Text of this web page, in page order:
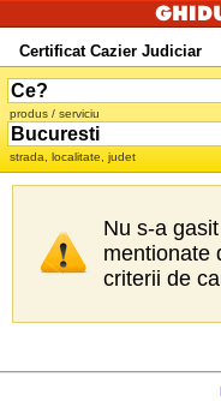
Certificat Cazier Judiciar
produs / serviciu
strada, localitate, judet
Nu s-a
mentionate
criterii de